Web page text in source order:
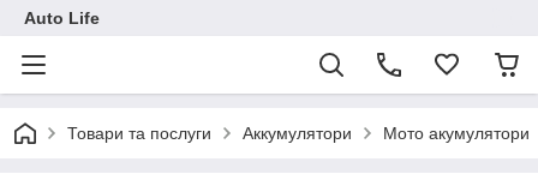
Auto Life
Товари та послуги Аккумулятори Мото акумулятори